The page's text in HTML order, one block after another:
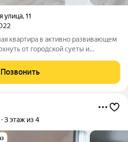
улица,11
квартира в активно развивающем
от городской суеты и
цветов и растений, чистота и
Позвонить
3 этаж из 4